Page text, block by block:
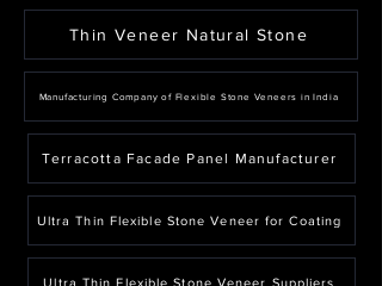
Thin Veneer Natural Stone
Manufacturing Company of Flexible Stone Veneers in India
Terracotta Facade Panel Manufacturer
Ultra Thin Flexible Stone Veneer for Coating
Ultra Thin Flexible Stone Veneer Suppliers